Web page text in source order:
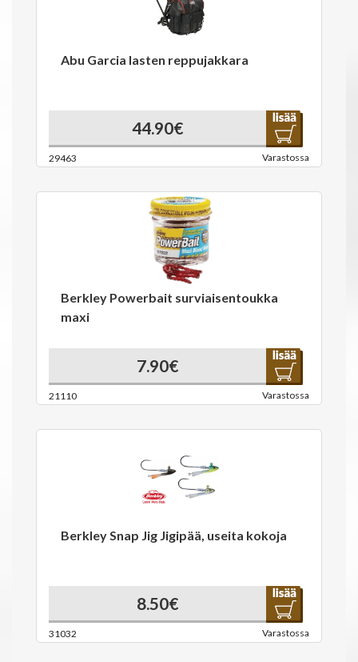
Abu Garcia lasten reppujakkara
44.90€
29463 Varastossa
Berkley Powerbait surviaisentoukka
maxi
7.90€
21110 Varastossa
Berkley Snap Jig Jigipää, useita kokoja
8.50€
31032 Varastossa